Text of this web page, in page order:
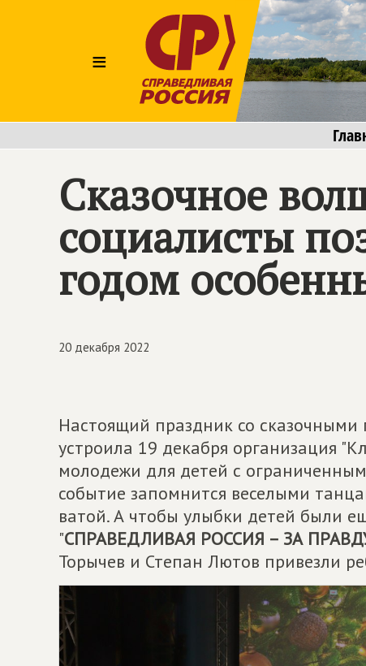
≡
Сказочное
социалисты
годом
20 декабря 2022
Настоящий праздник со
устроила 19 декабря организация
молодежи для детей с
событие запомнится веселыми
ватой. А чтобы улыбки детей были
"СПРАВЕДЛИВАЯ РОССИЯ – ЗА
Торычев и Степан Лютов привезли